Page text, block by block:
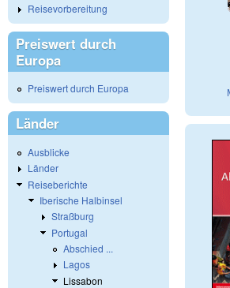
Reisevorbereitung
Preiswert durch
Europa
Preiswert durch Europa
Länder
Ausblicke
Länder
Reiseberichte
Iberische Halbinsel
Straßburg
Portugal
Abschied ...
Lagos
Lissabon